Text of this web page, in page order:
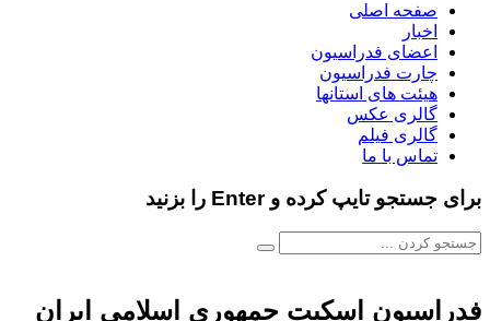
صفحه اصلی
اخبار
اعضای فدراسیون
چارت فدراسیون
هیئت های استانها
گالری عکس
گالری فیلم
تماس با ما
برای جستجو تایپ کرده و Enter را بزنید
فدراسیون اسکیت جمهوری اسلامی ایران